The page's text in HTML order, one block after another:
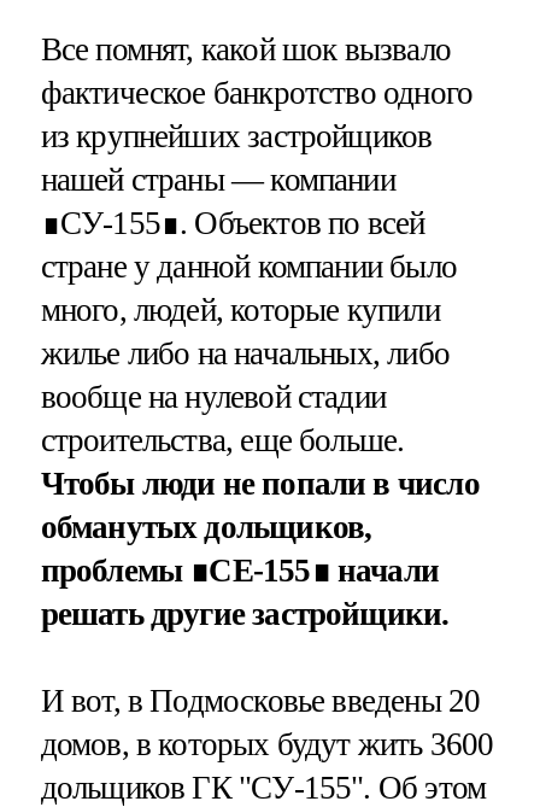
Все помнят, какой шок вызвало
фактическое банкротство одного
из крупнейших застройщиков
нашей страны — компании
∎СУ-155∎. Объектов по всей
стране у данной компании было
много, людей, которые купили
жилье либо на начальных, либо
вообще на нулевой стадии
строительства, еще больше.
Чтобы люди не попали в число
обманутых дольщиков,
проблемы ∎CE-155∎ начали
решать другие застройщики.
И вот, в Подмосковье введены 20
домов, в которых будут жить 3600
дольщиков ГК "СУ-155". Об этом